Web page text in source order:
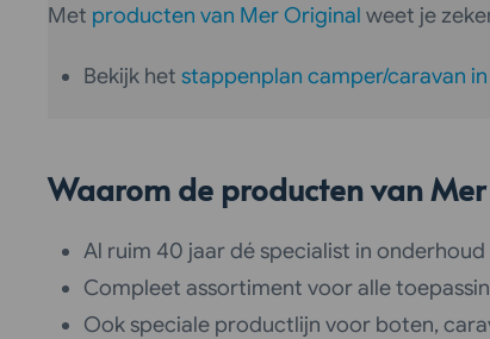
Met producten van Mer Original weet je
Bekijk het stappenplan camper/caravan
Waarom de producten van
Al ruim 40 jaar dé specialist in onderhoud
Compleet assortiment voor alle
Ook speciale productlijn voor boten,